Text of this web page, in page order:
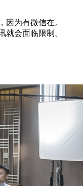
因为有微信在。
就会面临限制。